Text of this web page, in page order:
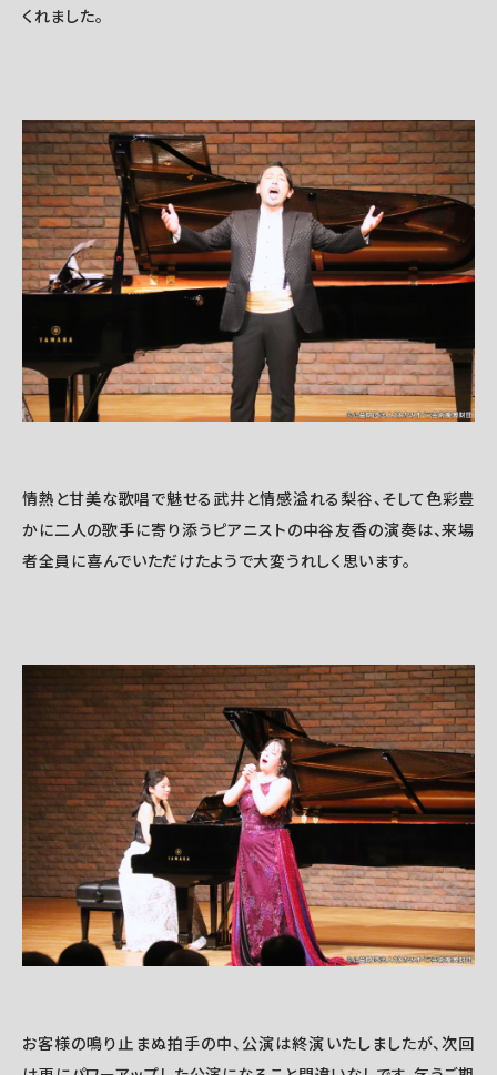
くれました。
情熱と甘美な歌唱で魅せる武井と情感溢れる梨谷、そして色彩豊
かに二人の歌手に寄り添うピアニストの中谷友香の演奏は、来場
者全員に喜んでいただけたようで大変うれしく思います。
お客様の鳴り止まぬ拍手の中、公演は終演いたしましたが、次回